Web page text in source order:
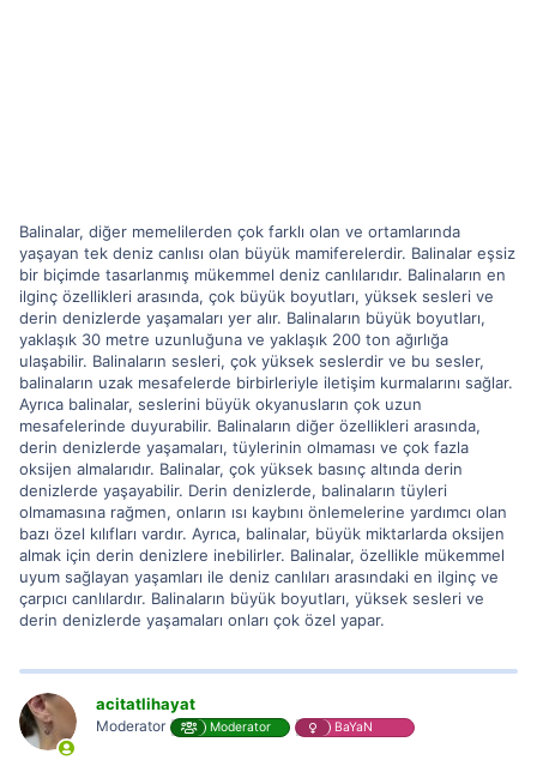
Balinalar, diğer memelilerden çok farklı olan ve ortamlarında
yaşayan tek deniz canlısı olan büyük mamiferelerdir. Balinalar eşsiz
bir biçimde tasarlanmış mükemmel deniz canlılarıdır. Balinaların en
ilginç özellikleri arasında, çok büyük boyutları, yüksek sesleri ve
derin denizlerde yaşamaları yer alır. Balinaların büyük boyutları,
yaklaşık 30 metre uzunluğuna ve yaklaşık 200 ton ağırlığa
ulaşabilir. Balinaların sesleri, çok yüksek seslerdir ve bu sesler,
balinaların uzak mesafelerde birbirleriyle iletişim kurmalarını sağlar.
Ayrıca balinalar, seslerini büyük okyanusların çok uzun
mesafelerinde duyurabilir. Balinaların diğer özellikleri arasında,
derin denizlerde yaşamaları, tüylerinin olmaması ve çok fazla
oksijen almalarıdır. Balinalar, çok yüksek basınç altında derin
denizlerde yaşayabilir. Derin denizlerde, balinaların tüyleri
olmamasına rağmen, onların ısı kaybını önlemelerine yardımcı olan
bazı özel kılıfları vardır. Ayrıca, balinalar, büyük miktarlarda oksijen
almak için derin denizlere inebilirler. Balinalar, özellikle mükemmel
uyum sağlayan yaşamları ile deniz canlıları arasındaki en ilginç ve
çarpıcı canlılardır. Balinaların büyük boyutları, yüksek sesleri ve
derin denizlerde yaşamaları onları çok özel yapar.
acitatlihayat
Moderator Moderator BaYaN